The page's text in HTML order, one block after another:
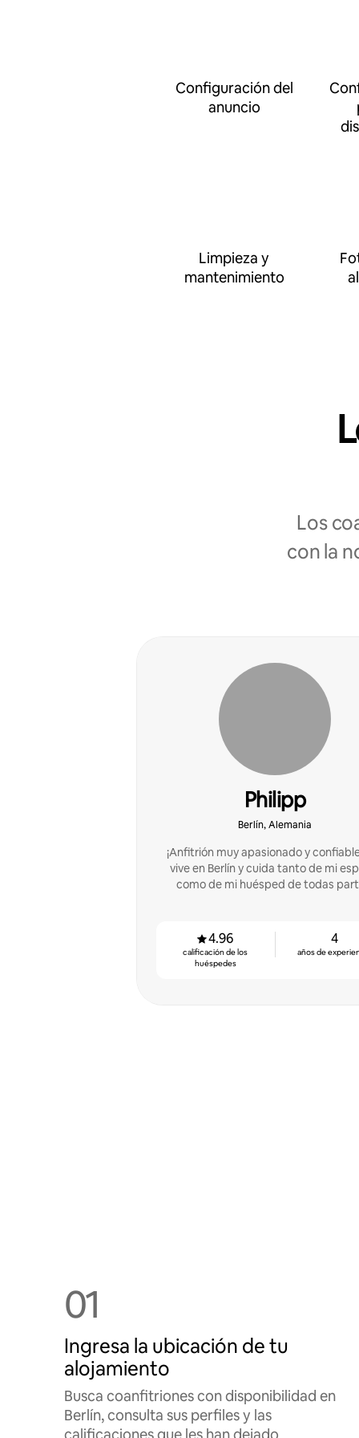
Configuración del
anuncio
Limpieza y
mantenimiento
Los
con la
Philipp
Berlín, Alemania
¡Anfitrión muy apasionado y
vive en Berlín y cuida tanto de mi
como de mi huésped de todas
4.96
calificación de los
huéspedes
4
años de
01
Ingresa la ubicación de tu
alojamiento
Busca coanfitriones con disponibilidad en
Berlín, consulta sus perfiles y las